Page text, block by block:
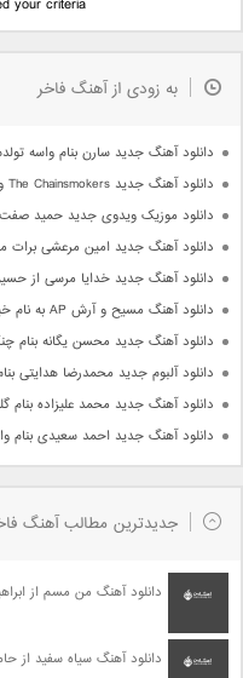
your criteria.
به زودی از آهنگ فاخر
دانلود آهنگ جدید سارن بنام واسه
دانلود آهنگ جدید The Chainsmokers و Emily Warren بنام Side Effects
دانلود موزیک ویدوی جدید حمید
دانلود آهنگ جدید امین مرعشی برات
دانلود آهنگ جدید خدایا مرسی از
دانلود آهنگ مسیح و آرش AP به نام خیلی دلم تنگه
دانلود آهنگ جدید محسن یگانه بنام
دانلود آلبوم جدید محمدرضا هدایتی
دانلود آهنگ جدید محمد علیزاده بنام
دانلود آهنگ جدید احمد سعیدی بنام
جدیدترین مطالب آهنگ
دانلود آهنگ من مسم از
دانلود آهنگ سیاه سفید از